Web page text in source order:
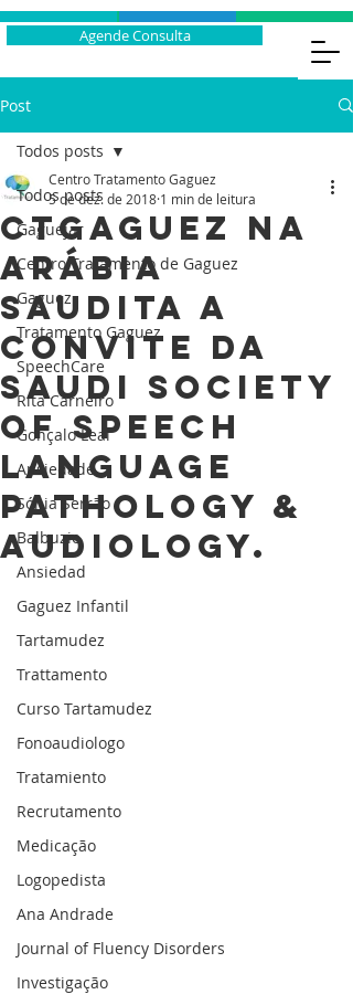
Agende Consulta
Post
Todos posts
Gaguejar
Centro Tratamento de Gaguez
Gaguez
Tratamento Gaguez
SpeechCare
Rita Carneiro
Gonçalo Leal
Ansiedade
Sónia Serrão
Balbuzie
Ansiedad
Gaguez Infantil
Tartamudez
Trattamento
Curso Tartamudez
Fonoaudiologo
Tratamiento
Recrutamento
Medicação
Logopedista
Ana Andrade
Journal of Fluency Disorders
Investigação
Todos posts
CTGaguez na
Arábia
Saudita a
convite da
Saudi Society
of Speech
Language
Pathology &
Audiology.
Centro Tratamento Gaguez
5 de dez. de 2018 1 min de leitura